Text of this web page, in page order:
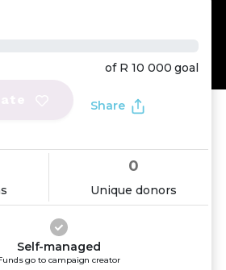
of R 10 000 goal
Share
0
Unique donors
Self-managed
go to campaign creator